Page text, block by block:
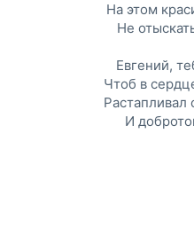
На этом
Не
Евгений,
Чтоб в
И